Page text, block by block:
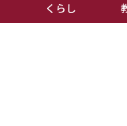
くらし